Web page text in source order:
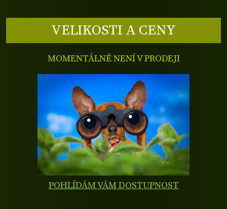
VELIKOSTI A CENY
MOMENTÁLNĚ NENÍ V PRODEJI
POHLÍDÁM VÁM DOSTUPNOST